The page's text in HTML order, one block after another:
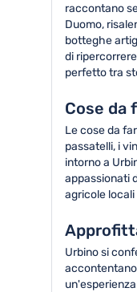
raccontano
Duomo,
botteghe
di
perfetto tra
Cose da
Le cose da
passatelli, i
intorno a
appassionati
agricole
Urbino si